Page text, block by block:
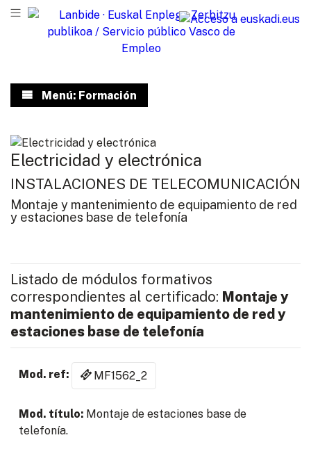
Menú: Formación
Electricidad y electrónica
INSTALACIONES DE TELECOMUNICACIÓN
Montaje y mantenimiento de equipamiento de red
y estaciones base de telefonía
Listado de módulos formativos
correspondientes al certificado: Montaje y
mantenimiento de equipamiento de red y
estaciones base de telefonía
MF1562_2
Montaje de estaciones base de
telefonía.